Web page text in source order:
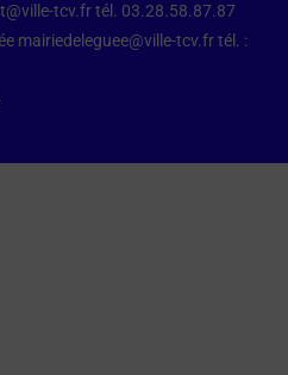
tcv.fr tél. 03.28.58.87.87
mairiedeleguee@ville-tcv.fr tél. :